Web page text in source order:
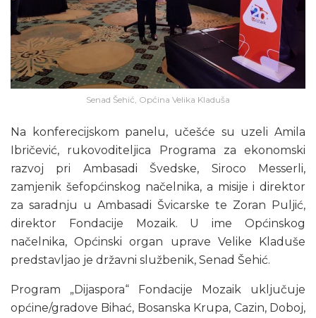
Senad Šehić, Općina Velika Kladuša
Na konferecijskom panelu, učešće su uzeli Amila
Ibričević, rukovoditeljica Programa za ekonomski
razvoj pri Ambasadi Švedske, Siroco Messerli,
zamjenik šefopćinskog načelnika, a misije i direktor
za saradnju u Ambasadi Švicarske te Zoran Puljić,
direktor Fondacije Mozaik. U ime Općinskog
načelnika, Općinski organ uprave Velike Kladuše
predstavljao je državni službenik, Senad Šehić.
Program „Dijaspora“ Fondacije Mozaik uključuje
općine/gradove Bihać, Bosanska Krupa, Cazin, Doboj,